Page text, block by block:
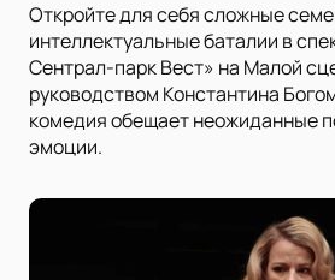
Откройте для себя сложные
интеллектуальные баталии в
Сентрал-парк Вест» на Малой
руководством Константина
комедия обещает неожиданные
эмоции.